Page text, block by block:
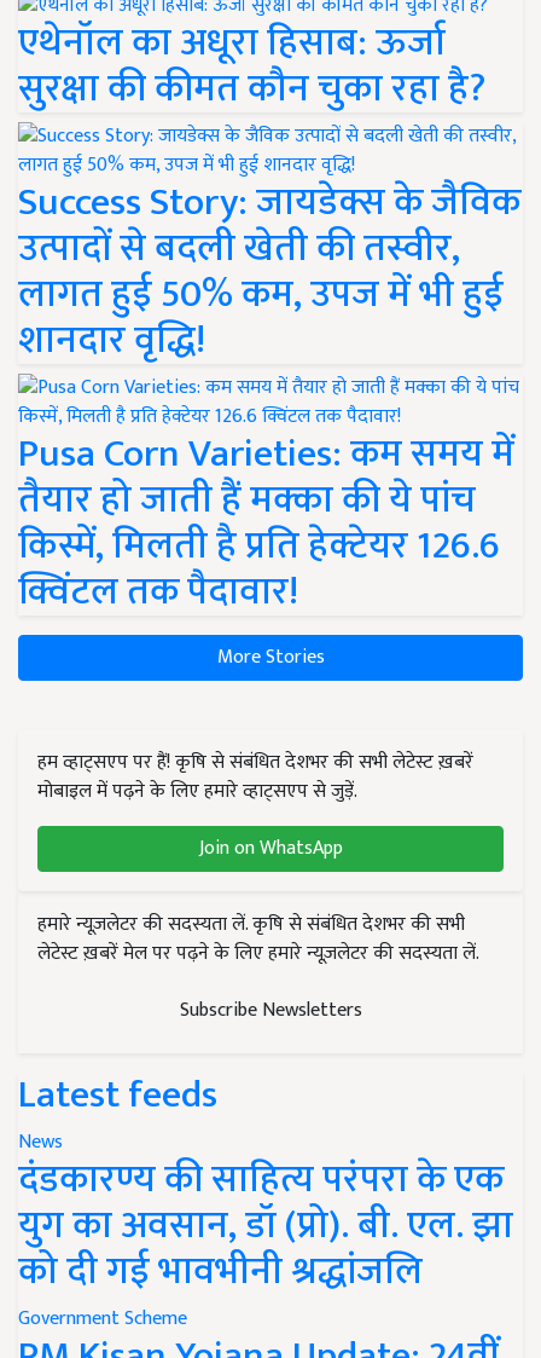
एथेनॉल का अधूरा हिसाब: ऊर्जा
सुरक्षा की कीमत कौन चुका रहा है?
Success Story: जायडेक्स के जैविक
उत्पादों से बदली खेती की तस्वीर,
लागत हुई 50% कम, उपज में भी हुई
शानदार वृद्धि!
Pusa Corn Varieties: कम समय में
तैयार हो जाती हैं मक्का की ये पांच
किस्में, मिलती है प्रति हेक्टेयर 126.6
क्विंटल तक पैदावार!
More Stories
हम व्हाट्सएप पर हैं! कृषि से संबंधित देशभर की सभी लेटेस्ट ख़बरें
मोबाइल में पढ़ने के लिए हमारे व्हाट्सएप से जुड़ें.
Join on WhatsApp
हमारे न्यूज़लेटर की सदस्यता लें. कृषि से संबंधित देशभर की सभी
लेटेस्ट ख़बरें मेल पर पढ़ने के लिए हमारे न्यूज़लेटर की सदस्यता लें.
Subscribe Newsletters
Latest feeds
News
दंडकारण्य की साहित्य परंपरा के एक
युग का अवसान, डॉ (प्रो). बी. एल. झा
को दी गई भावभीनी श्रद्धांजलि
Government Scheme